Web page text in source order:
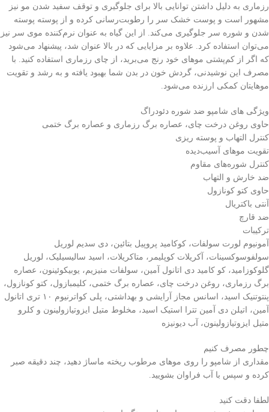
رزماری به دلیل داشتن توانایی بالا برای جلوگیری و توقف سفید شدن مو نیز
مشهور است و پوست خشک سر را رطوبت‌رسانی کرده و از پوسته پوسته
شدن و شوره سر جلوگیری می‌کند. از این گیاه به عنوان نرم‌کننده موی سر نیز
می‌توان استفاده کرد. علاوه بر مزایایی که در بالا عنوان شد، پیشنهاد می‌شود
که اگر از کم‌پشتی موهای خود رنج می‌برید، از چای رزماری استفاده کنید. با
مصرف این نوشیدنی، گردش خون در بدن شما بهبود یافته و به رشد و تقویت
موهایتان کمکی ارزنده می‌شود.
ویژگی های شامپو ضد شوره دئودراگ
حاوی روغن درخت چای، عصاره برگ رزماری و عصاره برگ ختمی
کنترل التهاب و پوسته ریزی
تقویت موهای آسیب‌دیده
کنترل شوره‌های مقاوم
ضد خارش و التهاب
حاوی کتو کونازول
آنتی باکتریال
ضد قارچ
ترکیبات
آمونیوم لورت سولفات، کوکامید پروپیل بتائین، دی سدیم لوریل
سولفوسوکسینات، آکریلات کوپلیمر، متاکریلات، اسید سالیسیلیک، لوریل
گلوکوزامید، کو کامید دی اتانول آمین، سولفات منیزیم، یوبیکوئینون، عصاره
برگ رزماری، روغن درخت چای، عصاره برگ ختمی، کلیمبازول، کتو کونازول،
پنتوتنیک اسید، اسانس مجاز آرایشی و بهداشتی، پلی کواترنیوم ۱۰ تری اتانول
آمین، اتیلن دی آمین تترا استیک اسید، مخلوط متیل ایزوتیازولینون و کلرو
متیل ایزوتیازولینون، آب دیونیزه
چطور مصرف کنیم
مقداری از شامپو را روی موهای مرطوب ریخته ماساژ دهید، چند دقیقه صبر
کرده و سپس با آب فراوان بشویید.
لطفا دقت کنید